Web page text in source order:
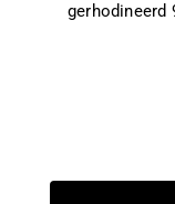
gerhodineerd